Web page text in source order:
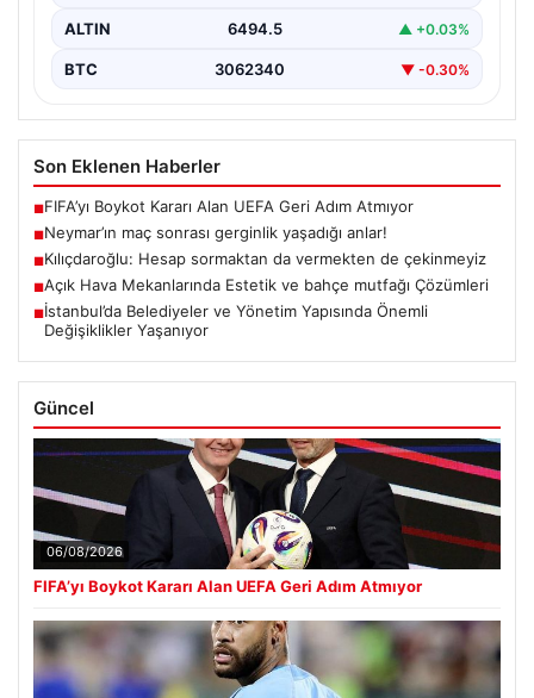
ALTIN 6494.5 ▲ +0.03%
BTC 3062340 ▼ -0.30%
Son Eklenen Haberler
■FIFA’yı Boykot Kararı Alan UEFA Geri Adım Atmıyor
■Neymar’ın maç sonrası gerginlik yaşadığı anlar!
■Kılıçdaroğlu: Hesap sormaktan da vermekten de çekinmeyiz
■Açık Hava Mekanlarında Estetik ve bahçe mutfağı Çözümleri
■İstanbul’da Belediyeler ve Yönetim Yapısında Önemli
Değişiklikler Yaşanıyor
Güncel
06/08/2026
FIFA’yı Boykot Kararı Alan UEFA Geri Adım Atmıyor